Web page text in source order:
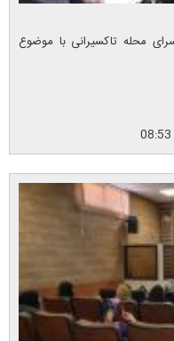
در سرای محله تاکسیرانی با موضوع